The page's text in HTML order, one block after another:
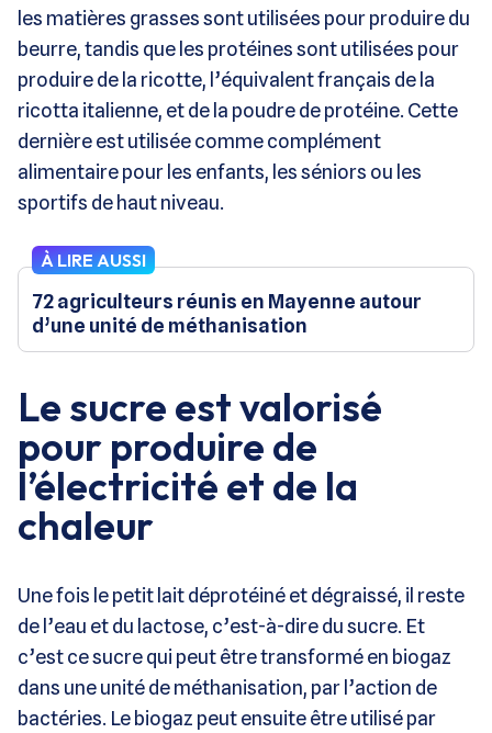
les matières grasses sont utilisées pour produire du
beurre, tandis que les protéines sont utilisées pour
produire de la ricotte, l’équivalent français de la
ricotta italienne, et de la poudre de protéine. Cette
dernière est utilisée comme complément
alimentaire pour les enfants, les séniors ou les
sportifs de haut niveau.
À LIRE AUSSI
72 agriculteurs réunis en Mayenne autour
d’une unité de méthanisation
Le sucre est valorisé
pour produire de
l’électricité et de la
chaleur
Une fois le petit lait déprotéiné et dégraissé, il reste
de l’eau et du lactose, c’est-à-dire du sucre. Et
c’est ce sucre qui peut être transformé en biogaz
dans une unité de méthanisation, par l’action de
bactéries. Le biogaz peut ensuite être utilisé par